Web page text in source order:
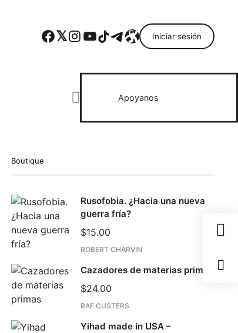
Facebook Twitter Instagram YouTube TikTok Telegram Enlace Iniciar sesión
Apoyanos
Boutique
Rusofobia. ¿Hacia una nueva
guerra fría?
$15.00
ROBERT CHARVIN
Cazadores de materias primas
$24.00
RAF CUSTERS
Yihad made in USA –